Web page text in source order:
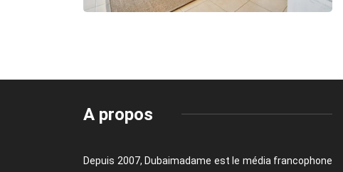
A propos
Depuis 2007, Dubaimadame est le média francophone